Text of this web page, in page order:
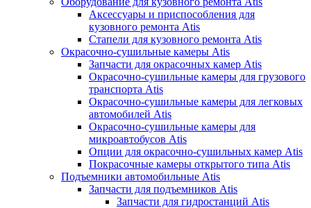
Аксессуары и приспособления для
кузовного ремонта Atis
Стапели для кузовного ремонта Atis
Окрасочно-сушильные камеры Atis
Запчасти для окрасочных камер Atis
Окрасочно-сушильные камеры для грузового
транспорта Atis
Окрасочно-сушильные камеры для легковых
автомобилей Atis
Окрасочно-сушильные камеры для
микроавтобусов Atis
Опции для окрасочно-сушильных камер Atis
Покрасочные камеры открытого типа Atis
Подъемники автомобильные Atis
Запчасти для подъемников Atis
Запчасти для гидростанций Atis